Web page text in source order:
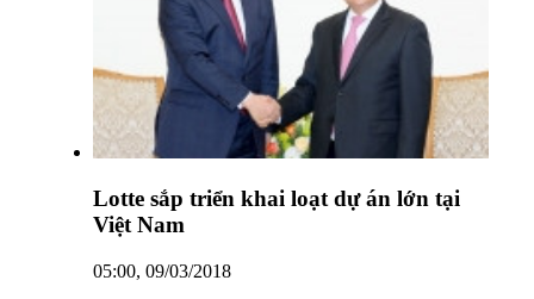
Lotte sắp triển khai loạt dự án lớn tại
Việt Nam
05:00, 09/03/2018